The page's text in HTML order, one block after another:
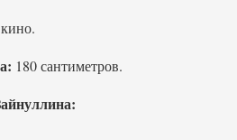
180 сантиметров.